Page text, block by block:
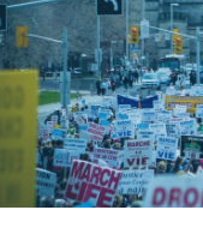
Agir
Boutique